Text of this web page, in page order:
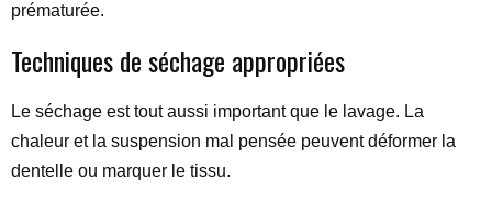
prématurée.
Techniques de séchage appropriées
Le séchage est tout aussi important que le lavage. La
chaleur et la suspension mal pensée peuvent déformer la
dentelle ou marquer le tissu.